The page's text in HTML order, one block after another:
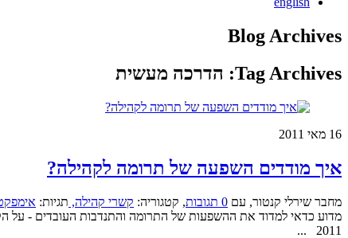
Blog Archives
Tag Archives:
הדרכה מעשית
16 מאי 2011
איך מודדים השפעה של תרומה לקהילה?
מחבר שירלי קנטור, עם 0 תגובות , קטגוריה: קשרי קהילה, תגיות:
מדוע כדאי למדוד את ההשפעות של התרומה והתנדבות העובדים - על
2011 ...